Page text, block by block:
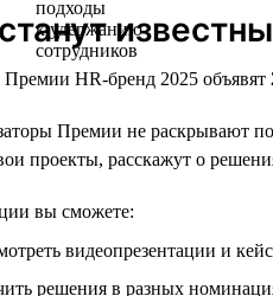
HR-бренд 2025 объявят
Премии не раскрывают
проекты, расскажут о
вы сможете:
видеопрезентации и
решения в разных